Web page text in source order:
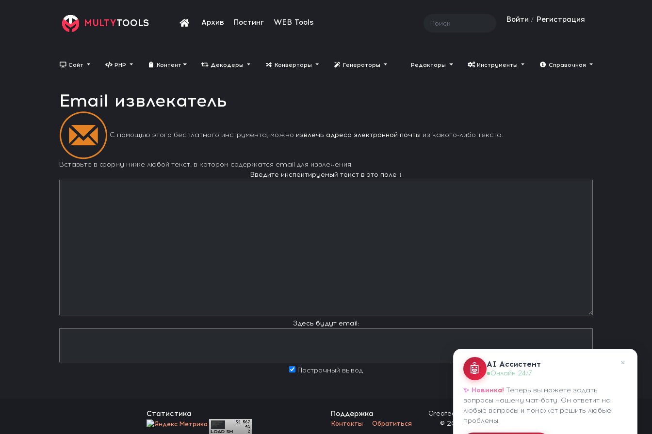
MULTYTOOLS Архив Постинг WEB Tools Войти / Регистрация
Сайт PHP Контент Декодеры Конверторы Генераторы Редакторы Инструменты Cправочная
Email извлекатель
С помощью этого бесплатного инструмента, можно извлечь адреса электронной почты из какого-либо текста.
Вставьте в форму ниже любой текст, в котором содержатся email для извлечения.
Введите инспектируемый текст в это поле ↓
Здесь будут email:
Построчный вывод 🤖 AI Ассистент
Онлайн 24/7
×
✨ Новинка! Теперь вы можете задать
вопросы нашему чат-боту. Он ответит на
любые вопросы и поможет решить любые
проблемы.
Статистика Поддержка
Контакты Обратиться
Created by HackChik
© 2020-2026